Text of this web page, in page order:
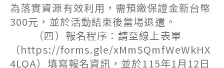
為落實資源有效利用，需預繳保證金新台幣
300元，並於活動結束後當場退還。
（四）報名程序：請至線上表單
（https://forms.gle/xMmSQmfWeWkHX
4LQA）填寫報名資訊，並於115年1月12日